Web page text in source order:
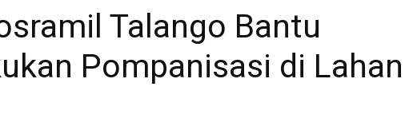
Talango Bantu
Pompanisasi di Lahan